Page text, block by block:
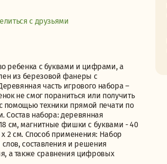
с друзьями
ребенка с буквами и цифрами, а
из березовой фанеры с
часть игрового набора –
не смог пораниться или получить
помощью техники прямой печати по
Состав набора: деревянная
см, магнитные фишки с буквами - 40
2 см. Способ применения: Набор
составления и решения
а также сравнения цифровых